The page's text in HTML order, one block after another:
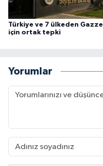
Türkiye ve 7 ülkeden Gazze
için ortak tepki
Yorumlar